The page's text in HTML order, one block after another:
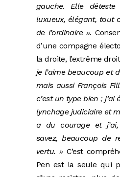
gauche. Elle
luxueux, élégant, tout
de l’ordinaire ».
d’une compagne
la droite, l’extrême
je l’aime beaucoup et
mais aussi François
c’est un type bien ;
lynchage judiciaire et
a du courage et
savez, beaucoup de
vertu. » C’est
Pen est la seule qui